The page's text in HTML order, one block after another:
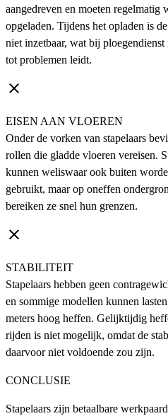
aangedreven en moeten regelmatig
opgeladen. Tijdens het opladen is
niet inzetbaar, wat bij
tot problemen leidt.
clear
EISEN AAN VLOEREN
Onder de vorken van stapelaars
rollen die gladde vloeren vereisen.
kunnen weliswaar ook buiten
gebruikt, maar op oneffen
bereiken ze snel hun grenzen.
clear
STABILITEIT
Stapelaars hebben geen
en sommige modellen kunnen
meters hoog heffen. Gelijktijdig
rijden is niet mogelijk, omdat de
daarvoor niet voldoende zou zijn.
CONCLUSIE
Stapelaars zijn betaalbare